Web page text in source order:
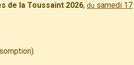
de la Toussaint 2026, du samedi 17